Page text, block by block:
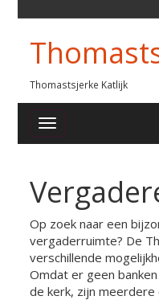
Thomastsjerke Katlijk
Op zoek naar een
vergaderruimte? De
verschillende
Omdat er geen
de kerk, zijn meerdere